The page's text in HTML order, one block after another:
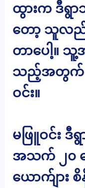
ထွားက ဒီရွာ
တော့ သူလည်
တာပေါ့။ သူ့
သည့်အတွက်
ဝင်း။
မဖြူဝင်း ဒီ
အသက် ၂၀ က
ယောက်ျား